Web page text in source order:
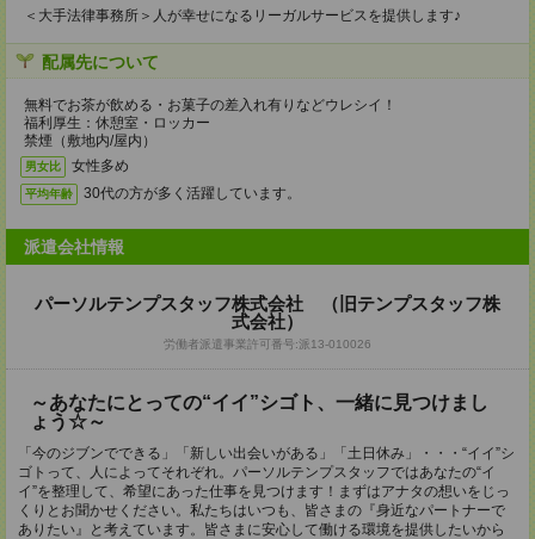
＜大手法律事務所＞人が幸せになるリーガルサービスを提供します♪
配属先について
無料でお茶が飲める・お菓子の差入れ有りなどウレシイ！
福利厚生：休憩室・ロッカー
禁煙（敷地内/屋内）
男女比 女性多め
平均年齢 30代の方が多く活躍しています。
派遣会社情報
パーソルテンプスタッフ株式会社 （旧テンプスタッフ株
式会社）
労働者派遣事業許可番号:派13-010026
～あなたにとっての“イイ”シゴト、一緒に見つけまし
ょう☆～
「今のジブンでできる」「新しい出会いがある」「土日休み」・・・“イイ”シ
ゴトって、人によってそれぞれ。パーソルテンプスタッフではあなたの“イ
イ”を整理して、希望にあった仕事を見つけます！まずはアナタの想いをじっ
くりとお聞かせください。私たちはいつも、皆さまの『身近なパートナーで
ありたい』と考えています。皆さまに安心して働ける環境を提供したいから